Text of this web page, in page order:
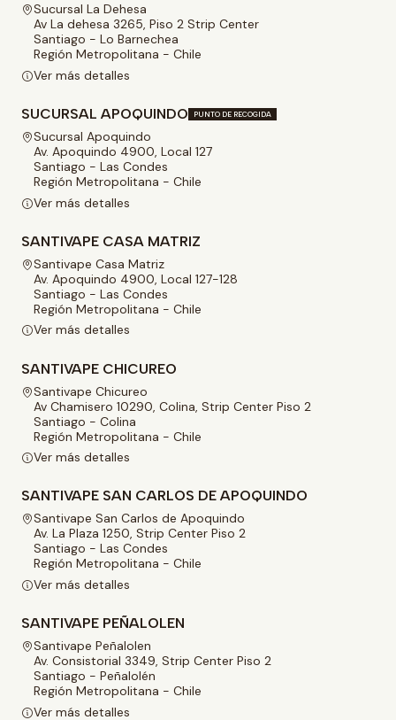
Sucursal La Dehesa
Av La dehesa 3265, Piso 2 Strip Center
Santiago - Lo Barnechea
Región Metropolitana - Chile
Ver más detalles
SUCURSAL APOQUINDO PUNTO DE RECOGIDA
Sucursal Apoquindo
Av. Apoquindo 4900, Local 127
Santiago - Las Condes
Región Metropolitana - Chile
Ver más detalles
SANTIVAPE CASA MATRIZ
Santivape Casa Matriz
Av. Apoquindo 4900, Local 127-128
Santiago - Las Condes
Región Metropolitana - Chile
Ver más detalles
SANTIVAPE CHICUREO
Santivape Chicureo
Av Chamisero 10290, Colina, Strip Center Piso 2
Santiago - Colina
Región Metropolitana - Chile
Ver más detalles
SANTIVAPE SAN CARLOS DE APOQUINDO
Santivape San Carlos de Apoquindo
Av. La Plaza 1250, Strip Center Piso 2
Santiago - Las Condes
Región Metropolitana - Chile
Ver más detalles
SANTIVAPE PEÑALOLEN
Santivape Peñalolen
Av. Consistorial 3349, Strip Center Piso 2
Santiago - Peñalolén
Región Metropolitana - Chile
Ver más detalles